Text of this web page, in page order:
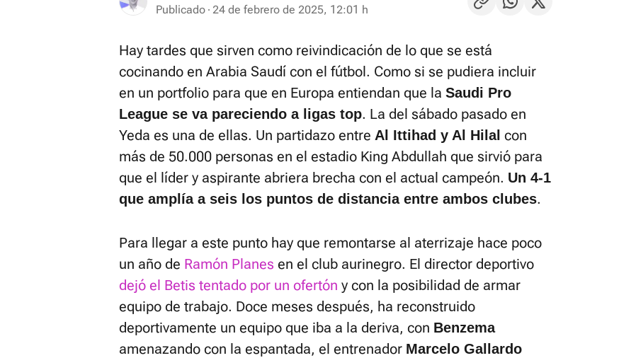
Publicado 24 de febrero de 2025, 12:01 h
Hay tardes que sirven como reivindicación de lo que se está
cocinando en Arabia Saudí con el fútbol. Como si se pudiera incluir
en un portfolio para que en Europa entiendan que la Saudi Pro
League se va pareciendo a ligas top. La del sábado pasado en
Yeda es una de ellas. Un partidazo entre Al Ittihad y Al Hilal con
más de 50.000 personas en el estadio King Abdullah que sirvió para
que el líder y aspirante abriera brecha con el actual campeón. Un 4-1
que amplía a seis los puntos de distancia entre ambos clubes.
Para llegar a este punto hay que remontarse al aterrizaje hace poco
un año de Ramón Planes en el club aurinegro. El director deportivo
dejó el Betis tentado por un ofertón y con la posibilidad de armar
equipo de trabajo. Doce meses después, ha reconstruido
deportivamente un equipo que iba a la deriva, con Benzema
amenazando con la espantada, el entrenador Marcelo Gallardo